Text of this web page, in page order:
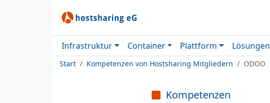
Infrastruktur Container Plattform Lösungen
Start Kompetenzen von Hostsharing Mitgliedern ODOO
Kompetenzen